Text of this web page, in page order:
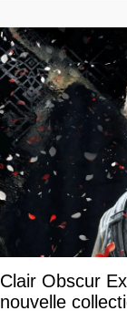
Clair Obscur
nouvelle